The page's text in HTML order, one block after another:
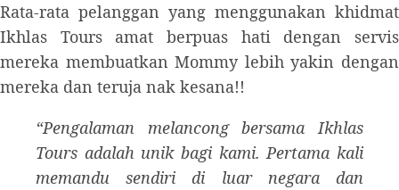
Rata-rata pelanggan yang menggunakan khidmat
Ikhlas Tours amat berpuas hati dengan servis
mereka membuatkan Mommy lebih yakin dengan
mereka dan teruja nak kesana!!
“Pengalaman melancong bersama Ikhlas
Tours adalah unik bagi kami. Pertama kali
memandu sendiri di luar negara dan